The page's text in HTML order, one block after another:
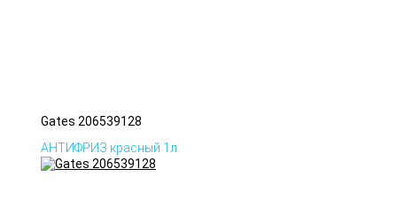
Gates 206539128
АНТИФРИЗ красный 1л.